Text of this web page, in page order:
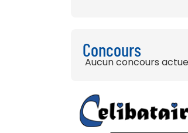
Concours
Aucun concours